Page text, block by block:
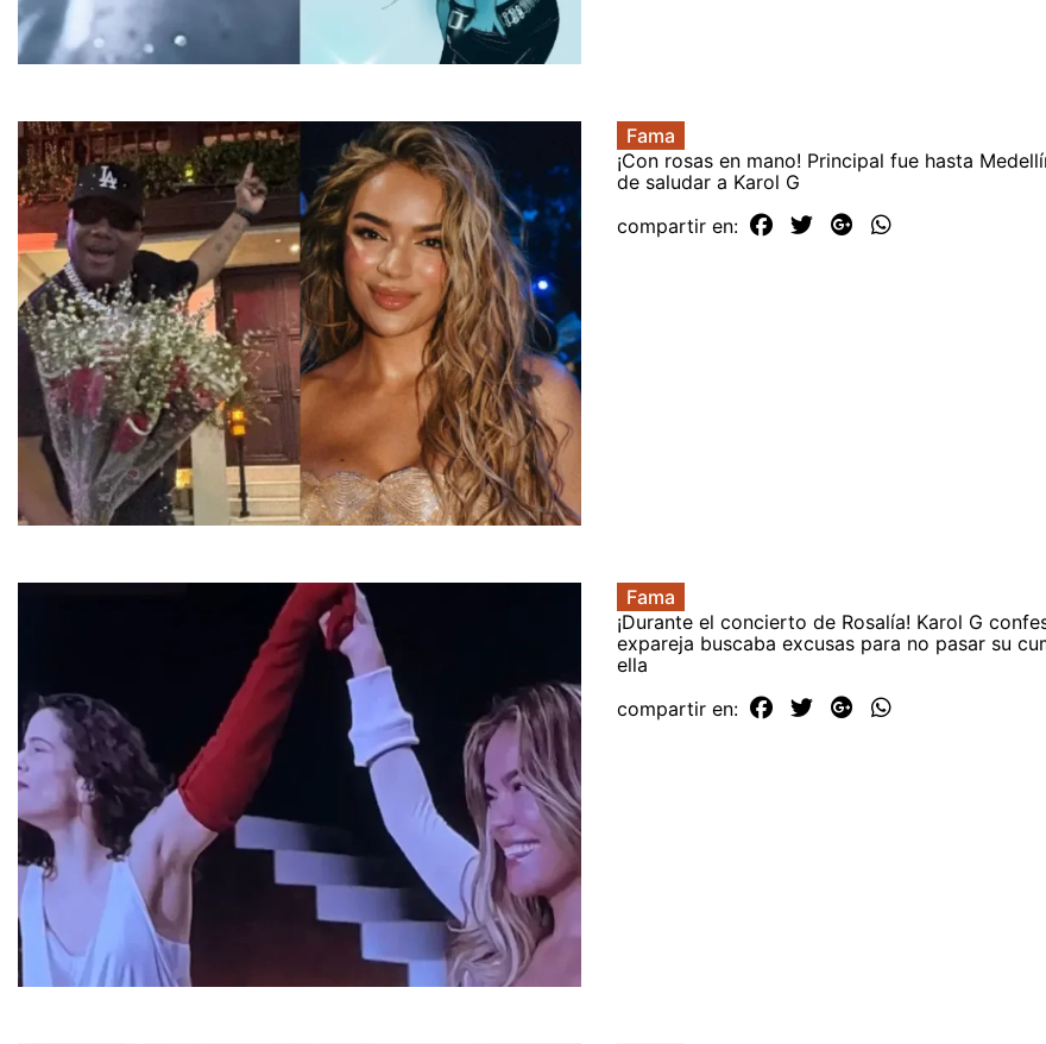
Fama
¡Con rosas en mano! Principal fue hasta
de saludar a Karol G
compartir en:
Fama
¡Durante el concierto de Rosalía! Karol G
expareja buscaba excusas para no pasar su
ella
compartir en: